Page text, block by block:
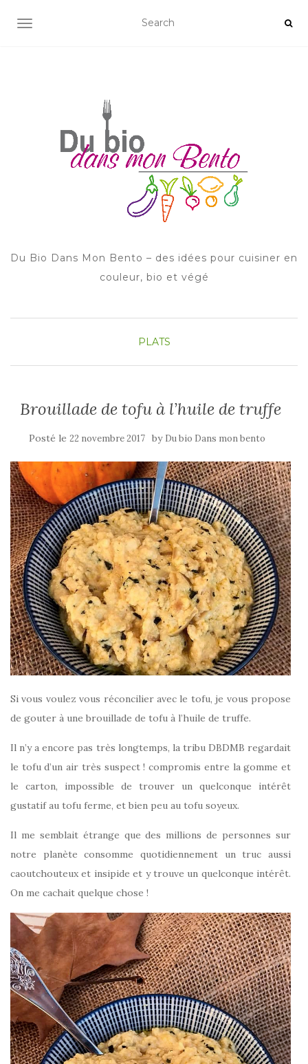
AFFICHER/MASQUER LA NAVIGATION
Du Bio Dans Mon Bento – des idées pour cuisiner en
couleur, bio et végé
PLATS
Brouillade de tofu à l’huile de truffe
Posté le 22 novembre 2017 by Du bio Dans mon bento
Si vous voulez vous réconcilier avec le tofu, je vous propose
de gouter à une brouillade de tofu à l’huile de truffe.
Il n’y a encore pas très longtemps, la tribu DBDMB regardait
le tofu d’un air très suspect ! compromis entre la gomme et
le carton, impossible de trouver un quelconque intérêt
gustatif au tofu ferme, et bien peu au tofu soyeux.
Il me semblait étrange que des millions de personnes sur
notre planète consomme quotidiennement un truc aussi
caoutchouteux et insipide et y trouve un quelconque intérêt.
On me cachait quelque chose !